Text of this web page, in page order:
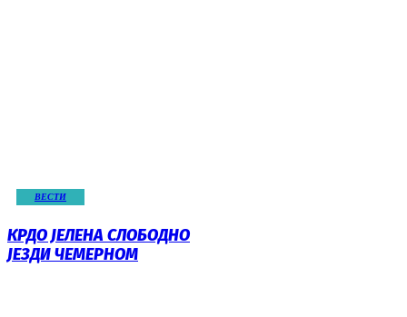
ВЕСТИ
КРДО ЈЕЛЕНА СЛОБОДНО
ЈЕЗДИ ЧЕМЕРНОМ